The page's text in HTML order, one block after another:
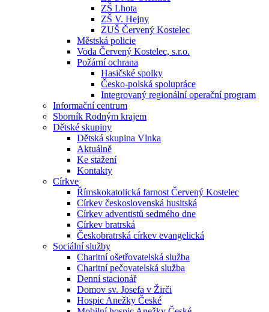
ZŠ Lhota
ZŠ V. Hejny
ZUŠ Červený Kostelec
Městská policie
Voda Červený Kostelec, s.r.o.
Požární ochrana
Hasičské spolky
Česko-polská spolupráce
Integrovaný regionální operační program
Informační centrum
Sborník Rodným krajem
Dětské skupiny
Dětská skupina Vlnka
Aktuálně
Ke stažení
Kontakty
Církve
Římskokatolická farnost Červený Kostelec
Církev československá husitská
Církev adventistů sedmého dne
Církev bratrská
Českobratrská církev evangelická
Sociální služby
Charitní ošetřovatelská služba
Charitní pečovatelská služba
Denní stacionář
Domov sv. Josefa v Žirči
Hospic Anežky České